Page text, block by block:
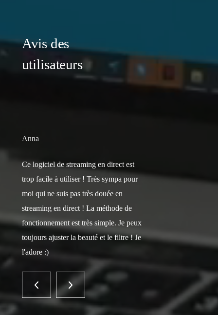
Avis des
utilisateurs
Anna
Ce logiciel de streaming en direct est
trop facile à utiliser ! Très sympa pour
moi qui ne suis pas très douée en
streaming en direct ! La méthode de
fonctionnement est très simple. Je peux
toujours ajuster la beauté et le filtre ! Je
l'adore :)